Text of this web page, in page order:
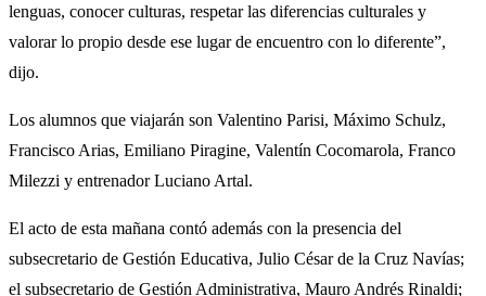
lenguas, conocer culturas, respetar las diferencias culturales y
valorar lo propio desde ese lugar de encuentro con lo diferente”,
dijo.
Los alumnos que viajarán son Valentino Parisi, Máximo Schulz,
Francisco Arias, Emiliano Piragine, Valentín Cocomarola, Franco
Milezzi y entrenador Luciano Artal.
El acto de esta mañana contó además con la presencia del
subsecretario de Gestión Educativa, Julio César de la Cruz Navías;
el subsecretario de Gestión Administrativa, Mauro Andrés Rinaldi;